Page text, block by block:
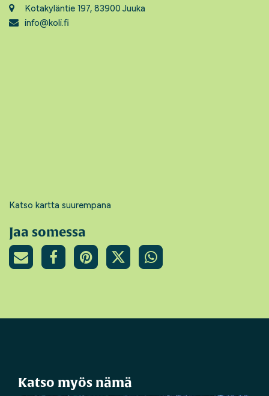
Kotakyläntie 197, 83900 Juuka
info@koli.fi
Katso kartta suurempana
Jaa somessa
Katso myös nämä